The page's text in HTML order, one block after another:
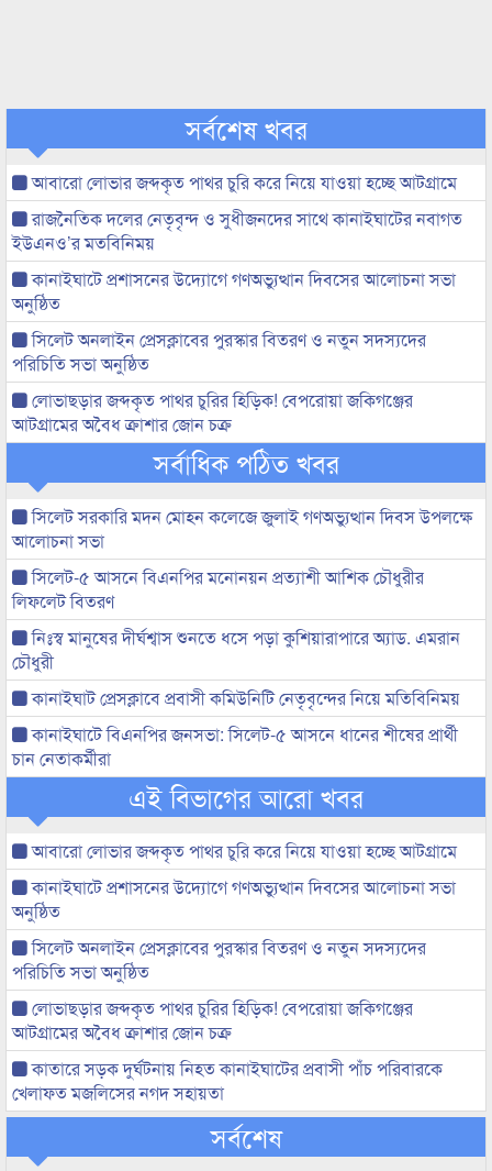
সর্বশেষ খবর
আবারো লোভার জব্দকৃত পাথর চুরি করে নিয়ে যাওয়া হচ্ছে আটগ্রামে
রাজনৈতিক দলের নেতৃবৃন্দ ও সুধীজনদের সাথে কানাইঘাটের নবাগত
ইউএনও’র মতবিনিময়
কানাইঘাটে প্রশাসনের উদ্যোগে গণঅভ্যুত্থান দিবসের আলোচনা সভা
অনুষ্ঠিত
সিলেট অনলাইন প্রেসক্লাবের পুরস্কার বিতরণ ও নতুন সদস্যদের
পরিচিতি সভা অনুষ্ঠিত
লোভাছড়ার জব্দকৃত পাথর চুরির হিড়িক! বেপরোয়া জকিগঞ্জের
আটগ্রামের অবৈধ ক্রাশার জোন চক্র
সর্বাধিক পঠিত খবর
সিলেট সরকারি মদন মোহন কলেজে জুলাই গণঅভ্যুত্থান দিবস উপলক্ষে
আলোচনা সভা
সিলেট-৫ আসনে বিএনপির মনোনয়ন প্রত্যাশী আশিক চৌধুরীর
লিফলেট বিতরণ
নিঃস্ব মানুষের দীর্ঘশ্বাস শুনতে ধসে পড়া কুশিয়ারাপারে অ্যাড. এমরান
চৌধুরী
কানাইঘাট প্রেসক্লাবে প্রবাসী কমিউনিটি নেতৃবৃন্দের নিয়ে মতিবিনিময়
কানাইঘাটে বিএনপির জনসভা: সিলেট-৫ আসনে ধানের শীষের প্রার্থী
চান নেতাকর্মীরা
এই বিভাগের আরো খবর
আবারো লোভার জব্দকৃত পাথর চুরি করে নিয়ে যাওয়া হচ্ছে আটগ্রামে
কানাইঘাটে প্রশাসনের উদ্যোগে গণঅভ্যুত্থান দিবসের আলোচনা সভা
অনুষ্ঠিত
সিলেট অনলাইন প্রেসক্লাবের পুরস্কার বিতরণ ও নতুন সদস্যদের
পরিচিতি সভা অনুষ্ঠিত
লোভাছড়ার জব্দকৃত পাথর চুরির হিড়িক! বেপরোয়া জকিগঞ্জের
আটগ্রামের অবৈধ ক্রাশার জোন চক্র
কাতারে সড়ক দুর্ঘটনায় নিহত কানাইঘাটের প্রবাসী পাঁচ পরিবারকে
খেলাফত মজলিসের নগদ সহায়তা
সর্বশেষ